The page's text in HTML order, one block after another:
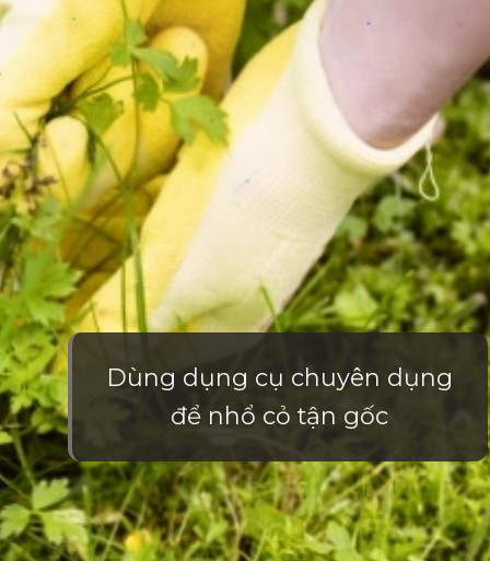
Dùng dụng cụ chuyên dụng
để nhổ cỏ tận gốc